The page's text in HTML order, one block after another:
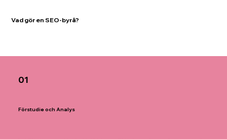
Vad gör en SEO-byrå?
01
Förstudie och Analys